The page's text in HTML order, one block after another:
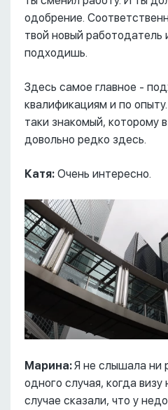
одобрение.
твой новый работодатель
подходишь.
Здесь самое главное -
квалификациям и по
таки знакомый, которому
довольно редко здесь.
Катя: Очень интересно.
Марина:Я не слышала ни
одного случая, когда
случае сказали, что у